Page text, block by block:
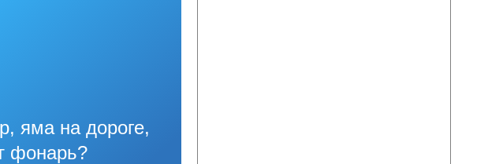
яма на дороге,
фонарь?